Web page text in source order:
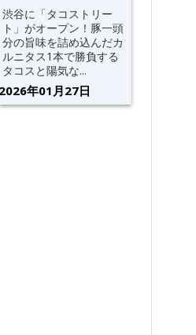
渋谷に「タコストリー
ト」がオープン！豚一頭
分の旨味を詰め込んだカ
ルニタス1本で勝負する
タコスと陽気な...
年01月27日